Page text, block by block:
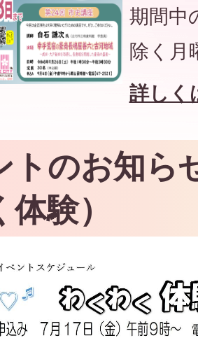
期間中
除く月
詳し
トのお知ら
験）